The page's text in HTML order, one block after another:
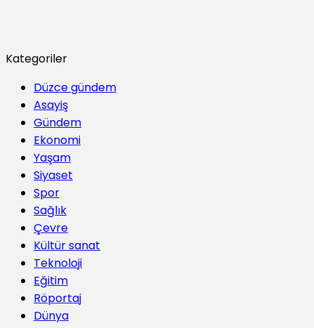
Kategoriler
Düzce gündem
Asayiş
Gündem
Ekonomi
Yaşam
Siyaset
Spor
Sağlık
Çevre
Kültür sanat
Teknoloji
Eğitim
Röportaj
Dünya